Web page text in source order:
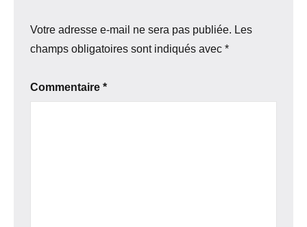
Votre adresse e-mail ne sera pas publiée. Les
champs obligatoires sont indiqués avec *
Commentaire *